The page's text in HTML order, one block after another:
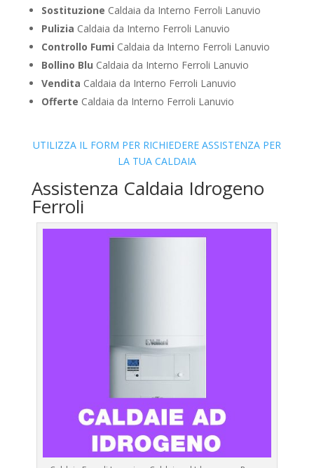
Sostituzione Caldaia da Interno Ferroli Lanuvio
Pulizia Caldaia da Interno Ferroli Lanuvio
Controllo Fumi Caldaia da Interno Ferroli Lanuvio
Bollino Blu Caldaia da Interno Ferroli Lanuvio
Vendita Caldaia da Interno Ferroli Lanuvio
Offerte Caldaia da Interno Ferroli Lanuvio
UTILIZZA IL FORM PER RICHIEDERE ASSISTENZA PER
LA TUA CALDAIA
Assistenza Caldaia Idrogeno
Ferroli